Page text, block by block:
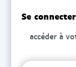
Se connecter
accéder à